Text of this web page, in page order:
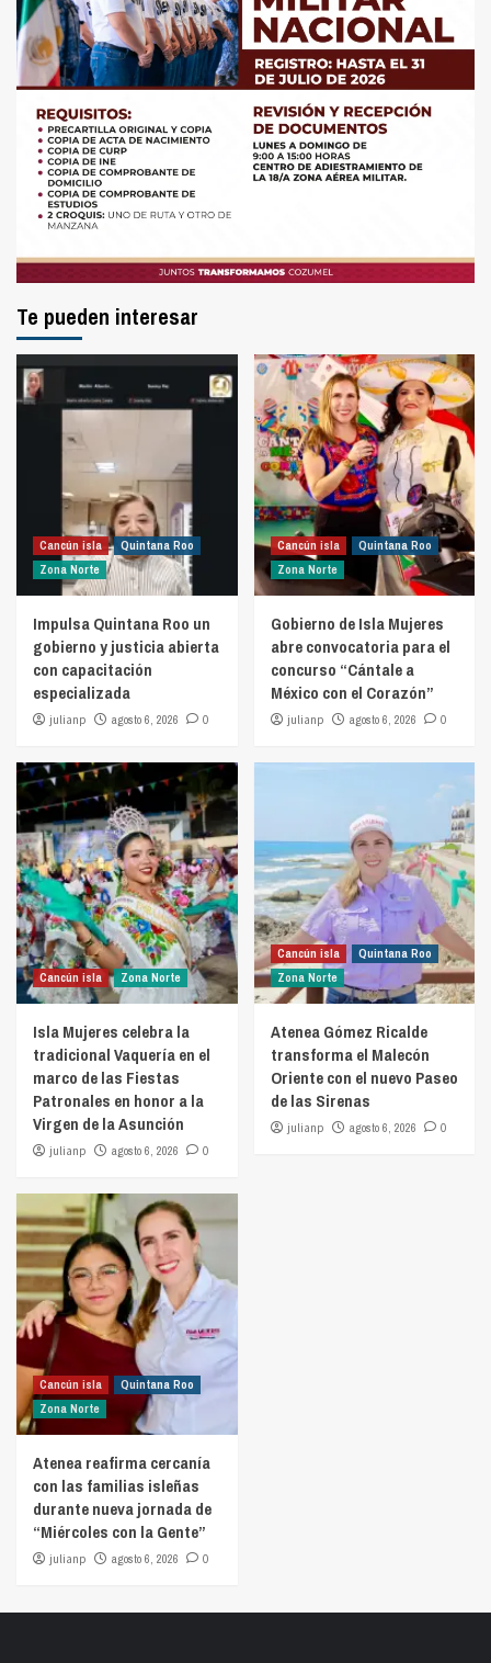
Te pueden interesar
Cancún isla
Quintana Roo
Zona Norte
Impulsa Quintana Roo un
gobierno y justicia abierta
con capacitación
especializada
julianp agosto 6, 2026 0
Cancún isla
Quintana Roo
Zona Norte
Gobierno de Isla Mujeres
abre convocatoria para el
concurso “Cántale a
México con el Corazón”
julianp agosto 6, 2026 0
Cancún isla Zona Norte
Isla Mujeres celebra la
tradicional Vaquería en el
marco de las Fiestas
Patronales en honor a la
Virgen de la Asunción
julianp agosto 6, 2026 0
Cancún isla
Quintana Roo
Zona Norte
Atenea Gómez Ricalde
transforma el Malecón
Oriente con el nuevo Paseo
de las Sirenas
julianp agosto 6, 2026 0
Cancún isla
Quintana Roo
Zona Norte
Atenea reafirma cercanía
con las familias isleñas
durante nueva jornada de
“Miércoles con la Gente”
julianp agosto 6, 2026 0